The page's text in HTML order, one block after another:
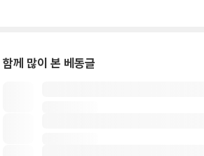
함께 많이 본 베동글